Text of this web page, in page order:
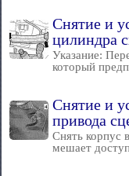
Снятие и
цилиндра
Указание:
который
Снятие и
привода
Снять корпус
мешает